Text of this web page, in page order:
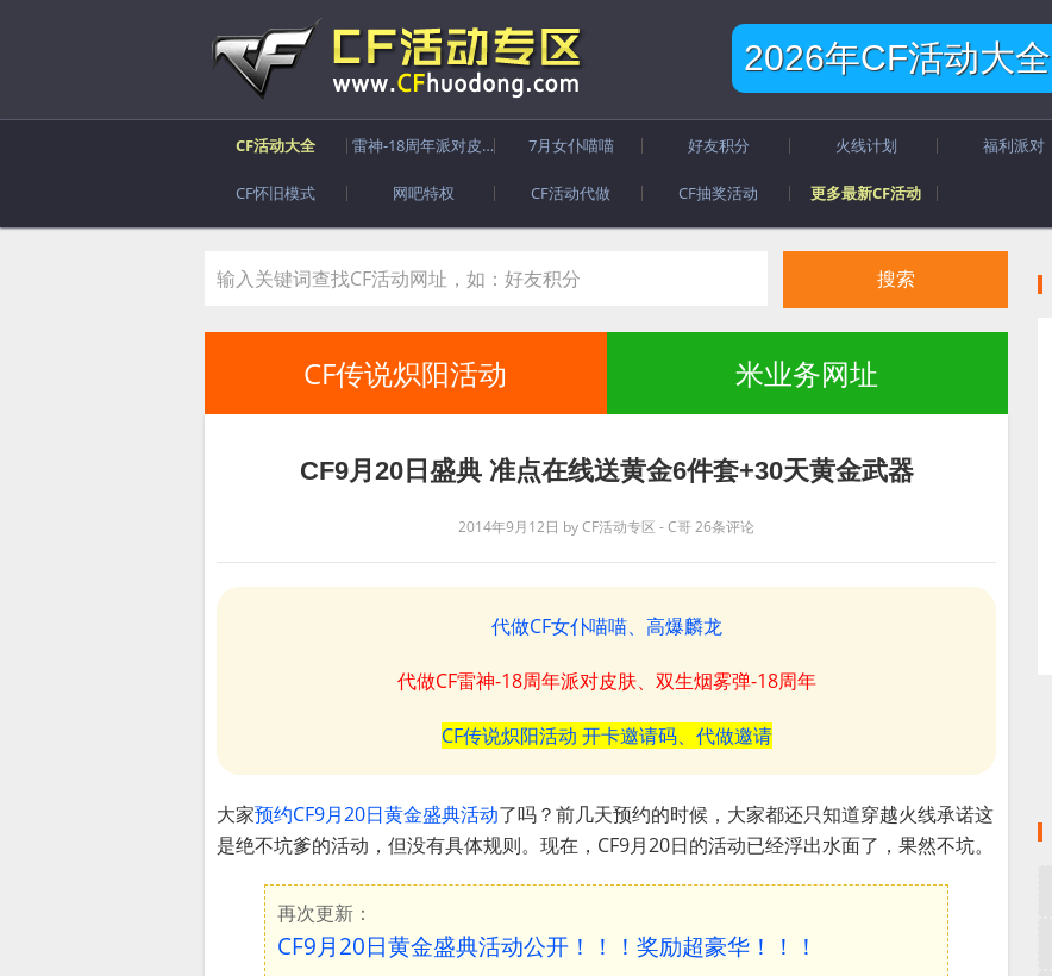
2026年CF活动大全
CF活动大全 雷神-18周年派对皮肤 7月女仆喵喵 好友积分 火线计划 福利派对
CF怀旧模式 网吧特权 CF活动代做 CF抽奖活动 更多最新CF活动
CF传说炽阳活动 米业务网址
CF9月20日盛典 准点在线送黄金6件套+30天黄金武器
2014年9月12日 byCF活动专区 - C哥26条评论
代做CF女仆喵喵、高爆麟龙
代做CF雷神-18周年派对皮肤、双生烟雾弹-18周年
CF传说炽阳活动 开卡邀请码、代做邀请
大家预约CF9月20日黄金盛典活动了吗？前几天预约的时候，大家都还只知道穿越火线承诺这
是绝不坑爹的活动，但没有具体规则。现在，CF9月20日的活动已经浮出水面了，果然不坑。
再次更新：
CF9月20日黄金盛典活动公开！！！奖励超豪华！！！